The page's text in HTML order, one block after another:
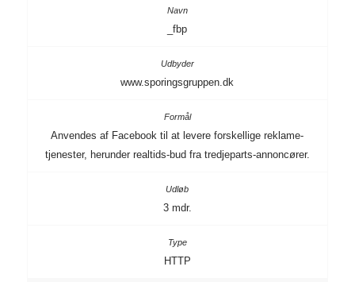
_fbp
www.sporingsgruppen.dk
Anvendes af Facebook til at levere forskellige reklame-
tjenester, herunder realtids-bud fra tredjeparts-annoncører.
3 mdr.
HTTP